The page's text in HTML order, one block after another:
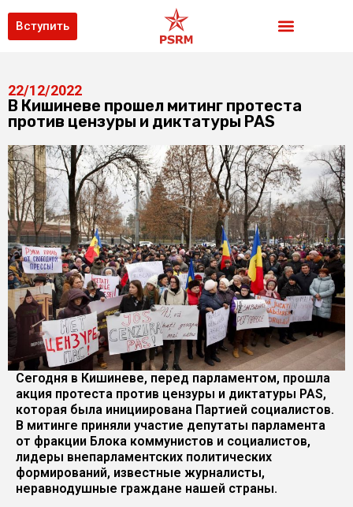
Вступить
22/12/2022
В Кишиневе прошел митинг протеста
против цензуры и диктатуры PAS
Сегодня в Кишиневе, перед парламентом, прошла
акция протеста против цензуры и диктатуры PAS,
которая была инициирована Партией социалистов.
В митинге приняли участие депутаты парламента
от фракции Блока коммунистов и социалистов,
лидеры внепарламентских политических
формирований, известные журналисты,
неравнодушные граждане нашей страны.